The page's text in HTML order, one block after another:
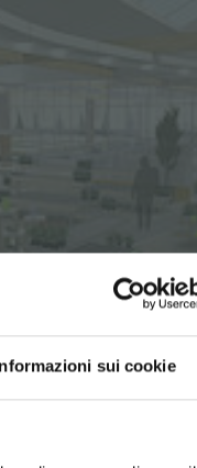
sui cookie